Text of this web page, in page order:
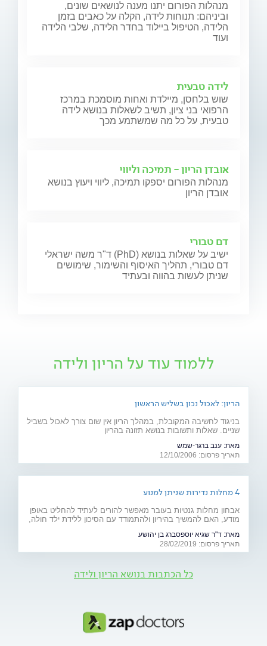
מנהלות הפורום יתנו מענה לנושאים שונים,
וביניהם: תנוחות לידה, הקלה על כאבים בזמן
הלידה, הטיפול ביילוד בחדר הלידה, שלבי הלידה
ועוד
לידה טבעית
שוש בלחסן, מיילדת ואחות מוסמכת במרכז
הרפואי בני ציון, תשיב לשאלות בנושא לידה
טבעית, על כל מה שמשתמע מכך
אובדן הריון - תמיכה וליווי
מנהלות הפורום יספקו תמיכה, ליווי ויעוץ בנושא
אובדן הריון
דם טבורי
ד"ר משה ישראלי (PhD) ישיב על שאלות בנושא
דם טבורי, תהליך האיסוף והשימור, שימושים
שניתן לעשות בהווה ובעתיד
ללמוד עוד על הריון ולידה
הריון: לאכול נכון בשליש הראשון
בניגוד לחשיבה המקובלת, במהלך הריון אין שום צורך לאכול בשביל
שניים. שאלות ותשובות בנושא תזונה בהריון
מאת: ענב ברגר-שמש
תאריך פרסום: 12/10/2006
4 מחלות נדירות שניתן למנוע
אבחון מחלות גנטיות בעובר מאפשר להורים לעתיד להחליט באופן
מודע, האם להמשיך בהיריון ולהתמודד עם הסיכון ללידת ילד חולה,
(28.2)מאת: ד"ר שגיא יוספסברג בן יהושע
תאריך פרסום: 28/02/2019
כל הכתבות בנושא הריון ולידה